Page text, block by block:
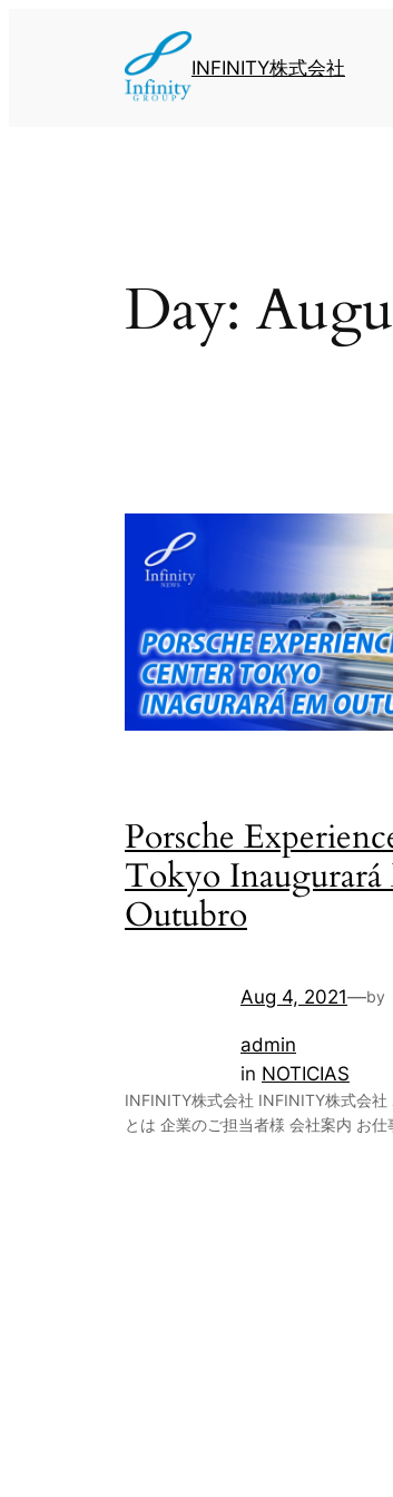
INFINITY株式会社
Day:
Porsche
Tokyo Inaugurará
Outubro
Aug 4, 2021—by
admin
in NOTICIAS
INFINITY株式会社 INFINITY株式会社
とは 企業のご担当者様 会社案内 お